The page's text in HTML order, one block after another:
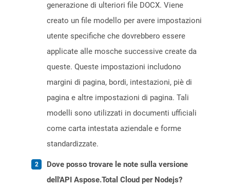
generazione di ulteriori file DOCX. Viene
creato un file modello per avere impostazioni
utente specifiche che dovrebbero essere
applicate alle mosche successive create da
queste. Queste impostazioni includono
margini di pagina, bordi, intestazioni, piè di
pagina e altre impostazioni di pagina. Tali
modelli sono utilizzati in documenti ufficiali
come carta intestata aziendale e forme
standardizzate.
Dove posso trovare le note sulla versione
dell'API Aspose.Total Cloud per Nodejs?